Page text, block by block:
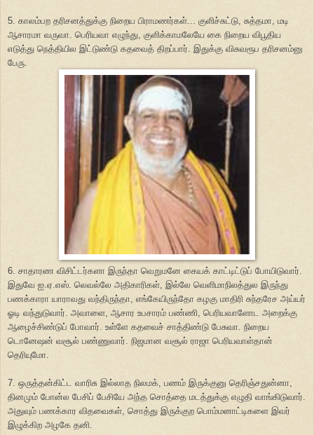
5. காலம்பற தரிசனத்துக்கு நிறைய பிராமணர்கள்... குளிச்சுட்டு, சுத்தமா, மடி
ஆசாரமா வருவா. பெரியவா எழுந்து, குளிக்காமலேயே கை நிறைய விபூதிய
எடுத்து நெத்தியில இட்டுண்டு கதவைத் திறப்பார். இதுக்கு விசுவரூப தரிசனம்னு
பேரு.
6. சாதாரண விசிட்டர்களா இருந்தா வெறுமனே கையக் காட்டிட்டுப் போயிடுவார்.
இதுவே ஐ.ஏ.எஸ். லெவல்லே அதிகாரிகள், இல்லே வெளிமாநிலத்துல இருந்து
பணக்காரா யாராவது வந்திருந்தா, எங்கேயிருந்தோ கழகு மாதிரி சுந்தரேச அய்யர்
ஓடி வந்துடுவார். அவாளை, ஆசார உபசாரம் பண்ணி, பெரியவாளோட அறைக்கு
ஆழைச்சிண்டுப் போவார். உள்ளே கதவைச் சாத்திண்டு பேசுவா. நிறைய
டொனேஷன் வசூல் பண்ணுவார். நிஜமான வசூல் ராஜா பெரியவாள்தான்
தெரியுமோ.
7. ஒருத்தன்கிட்ட வாரிசு இல்லாத நிலமக், பணம் இருக்குனு தெரிஞ்சதுன்னா,
தினமும் போன்ல பேசிப் பேசியே அந்த சொத்தை மடத்துக்கு எழுதி வாங்கிடுவார்.
அதுவும் பணக்கார விதவைகள், சொத்து இருக்குற பொம்மனாட்டிகளை இவர்
இழுக்கிற அழகே தனி.